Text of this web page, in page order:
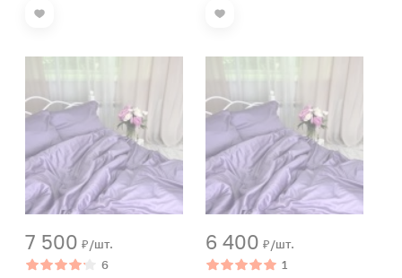
7 500 ₽/шт.
6
6 400 ₽/шт.
1